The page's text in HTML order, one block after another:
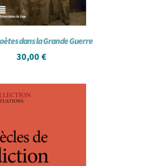
dans la Grande Guerre
30,00 €